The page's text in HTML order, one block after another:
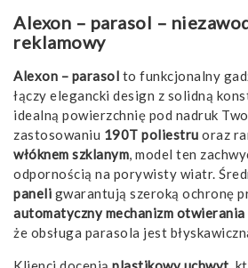
Alexon – parasol –
reklamowy
Alexon – parasol to funkcjonalny
łączy elegancki design z solidną
idealną powierzchnię pod nadruk
zastosowaniu 190T poliestru oraz
włóknem szklanym, model ten
odpornością na porywisty wiatr.
paneli gwarantują szeroką ochronę
automatyczny mechanizm otwierania
że obsługa parasola jest